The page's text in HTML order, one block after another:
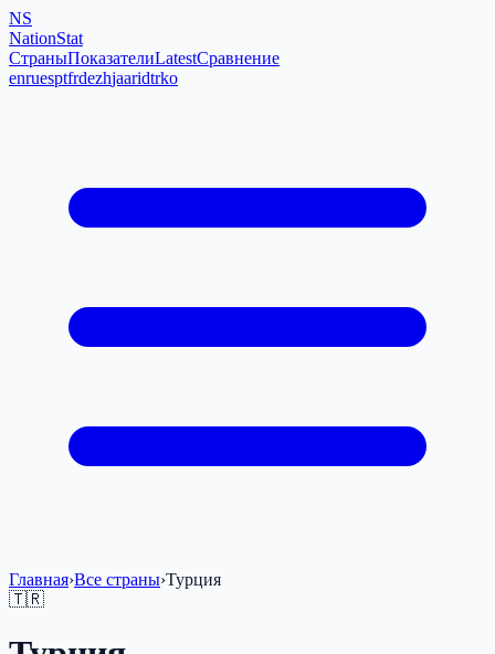
NS
NationStat
СтраныПоказателиLatestСравнение
enruesptfrdezhjaaridtrko
Главная›Все страны›Турция
🇹🇷